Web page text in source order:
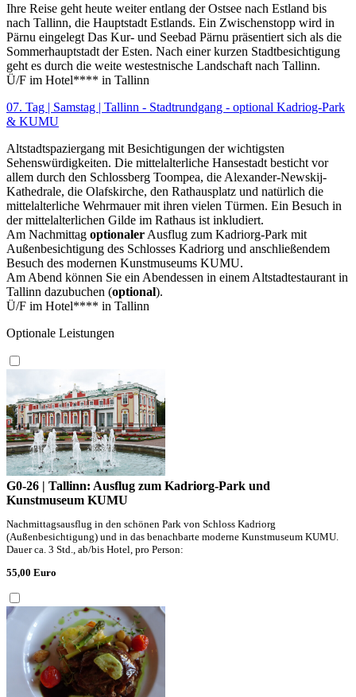
Ihre Reise geht heute weiter entlang der Ostsee nach Estland bis
nach Tallinn, die Hauptstadt Estlands. Ein Zwischenstopp wird in
Pärnu eingelegt Das Kur- und Seebad Pärnu präsentiert sich als die
Sommerhauptstadt der Esten. Nach einer kurzen Stadtbesichtigung
geht es durch die weite westestnische Landschaft nach Tallinn.
Ü/F im Hotel**** in Tallinn
07. Tag | Samstag | Tallinn - Stadtrundgang - optional Kadriog-Park
& KUMU
Altstadtspaziergang mit Besichtigungen der wichtigsten
Sehenswürdigkeiten. Die mittelalterliche Hansestadt besticht vor
allem durch den Schlossberg Toompea, die Alexander-Newskij-
Kathedrale, die Olafskirche, den Rathausplatz und natürlich die
mittelalterliche Wehrmauer mit ihren vielen Türmen. Ein Besuch in
der mittelalterlichen Gilde im Rathaus ist inkludiert.
Am Nachmittag optionaler Ausflug zum Kadriorg-Park mit
Außenbesichtigung des Schlosses Kadriorg und anschließendem
Besuch des modernen Kunstmuseums KUMU.
Am Abend können Sie ein Abendessen in einem Altstadtestaurant in
Tallinn dazubuchen (optional).
Ü/F im Hotel**** in Tallinn
Optionale Leistungen
G0-26 | Tallinn: Ausflug zum Kadriorg-Park und
Kunstmuseum KUMU
Nachmittagsausflug in den schönen Park von Schloss Kadriorg
(Außenbesichtigung) und in das benachbarte moderne Kunstmuseum KUMU.
Dauer ca. 3 Std., ab/bis Hotel, pro Person:
55,00 Euro